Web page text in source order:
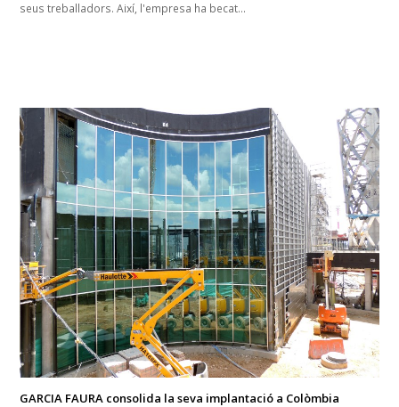
seus treballadors. Així, l'empresa ha becat…
GARCIA FAURA consolida la seva implantació a Colòmbia